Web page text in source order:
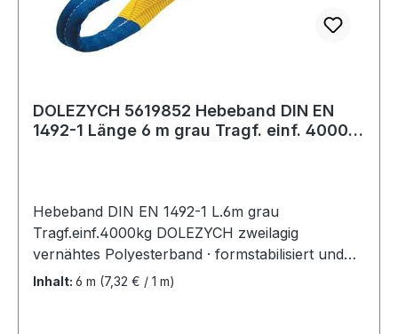
DOLEZYCH 5619852 Hebeband DIN EN
1492-1 Länge 6 m grau Tragf. einf. 4000
Hebeband DIN EN 1492-1 L.6m grau
Tragf.einf.4000kg DOLEZYCH zweilagig
vernähtes Polyesterband · formstabilisiert und
imprägniert · Sicherheitsfaktor 7:1 ·
Inhalt: 6 m (7,32 € / 1 m)